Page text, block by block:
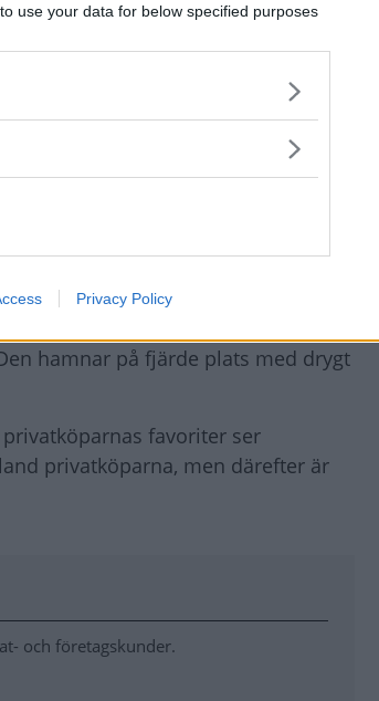
use your data for below specified purposes
Privacy Policy
Simon Hamelius
över 16 000 registrerade
9 500 bilar. Båda dessa går
ID.7.
hamnar på fjärde plats med drygt
favoriter ser
privatköparna, men därefter är
och företagskunder.